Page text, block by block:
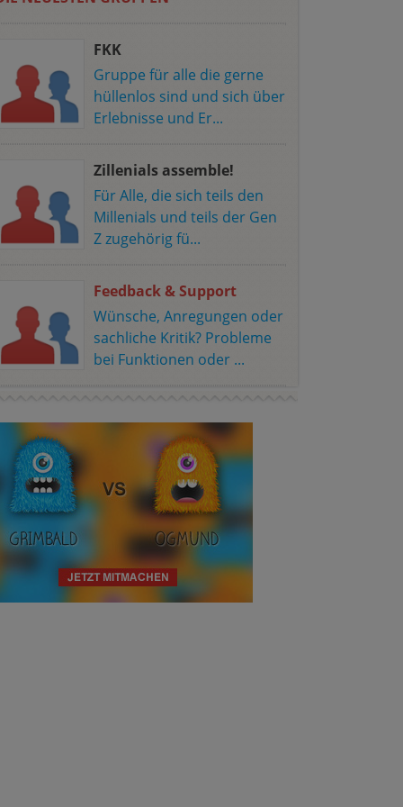
FKK
Gruppe für alle die gerne
hüllenlos sind und sich über
Erlebnisse und Er...
Zillenials assemble!
Für Alle, die sich teils den
Millenials und teils der Gen
Z zugehörig fü...
Feedback & Support
Wünsche, Anregungen oder
sachliche Kritik? Probleme
bei Funktionen oder ...